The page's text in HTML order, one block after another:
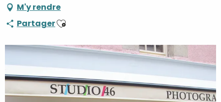
M'y rendre
PartagerAjouter aux favoris